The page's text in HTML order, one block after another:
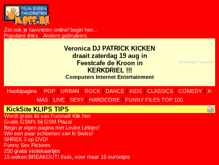
Zet ook je favorieten online! begin hier...
Populaire links
Andere gebruikers
Veronica DJ PATRICK KICKEN
draait zaterdag 19 aug in
Feestcafe de Kroon in
KERKDRIEL !!!
Computers Internet Entertainment
donderdag 6 augustus
Hoofdpagina| POP| URBAN | ROCK| DANCE| KIDS| CLASSICS| COMEDY| X-
MAS| LIVE| SEXY| HARDCORE| FUNNY FILES TOP 100
KickSite KLIPS TIPS
Wordt gratis lid van Funmail! Klik hier
Gratis GSM's bij GSM Plaza!
Begin je eigen pagina met Leuke Linkjes!
Win een paar schoenen van K-Swiss!
SHREK 3 op DVD!
Funny Sex Pictures
250 gratis visitekaartjes
15 weken BREAKOUT! thuis, voor maar 15 eurootjes